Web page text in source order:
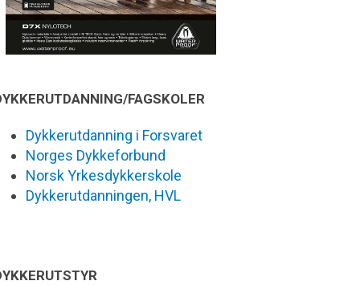
FAGSKOLER
Dykkerutdanning i Forsvaret
Norges Dykkeforbund
Norsk Yrkesdykkerskole
Dykkerutdanningen, HVL